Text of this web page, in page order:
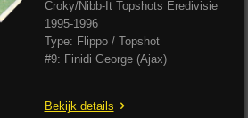
Croky/Nibb-It Topshots Eredivisie
1995-1996
Type: Flippo / Topshot
#9: Finidi George (Ajax)
Bekijk details